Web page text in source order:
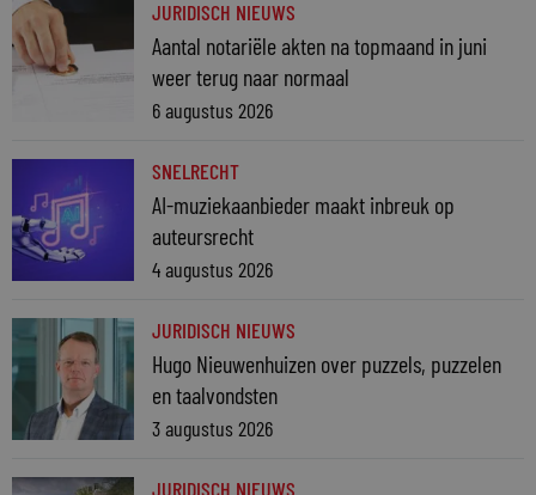
JURIDISCH NIEUWS
Aantal notariële akten na topmaand in juni
weer terug naar normaal
6 augustus 2026
SNELRECHT
AI-muziekaanbieder maakt inbreuk op
auteursrecht
4 augustus 2026
JURIDISCH NIEUWS
Hugo Nieuwenhuizen over puzzels, puzzelen
en taalvondsten
3 augustus 2026
JURIDISCH NIEUWS